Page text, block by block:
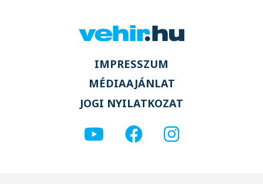
IMPRESSZUM
MÉDIAAJÁNLAT
JOGI NYILATKOZAT